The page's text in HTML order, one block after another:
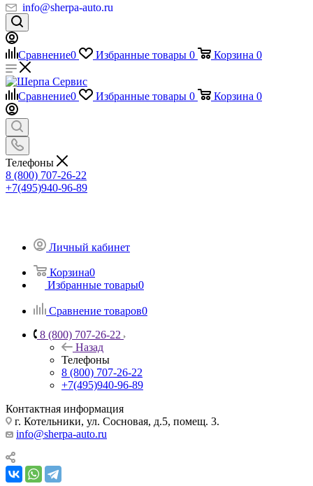
info@sherpa-auto.ru
Сравнение0 Избранные товары 0 Корзина 0
Сравнение0 Избранные товары 0 Корзина 0
Телефоны
8 (800) 707-26-22
+7(495)940-96-89
Личный кабинет
Корзина0
Избранные товары0
Сравнение товаров0
8 (800) 707-26-22
Назад
Телефоны
8 (800) 707-26-22
+7(495)940-96-89
Контактная информация
г. Котельники, ул. Сосновая, д.5, помещ. 3.
info@sherpa-auto.ru